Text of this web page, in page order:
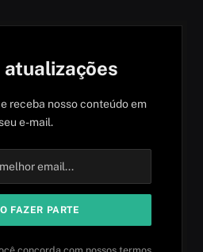
atualizações
receba nosso conteúdo em
e-mail.